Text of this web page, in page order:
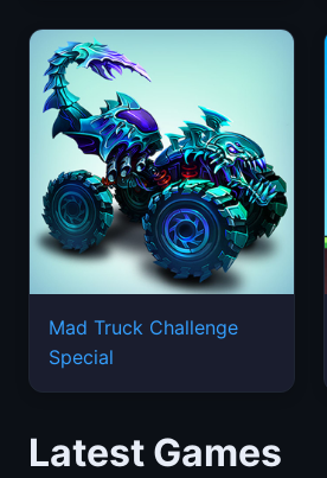
Mad Truck Challenge
Special
Latest Games